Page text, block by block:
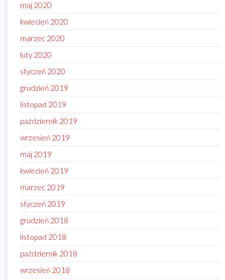
maj 2020
kwiecień 2020
marzec 2020
luty 2020
styczeń 2020
grudzień 2019
listopad 2019
październik 2019
wrzesień 2019
maj 2019
kwiecień 2019
marzec 2019
styczeń 2019
grudzień 2018
listopad 2018
październik 2018
wrzesień 2018